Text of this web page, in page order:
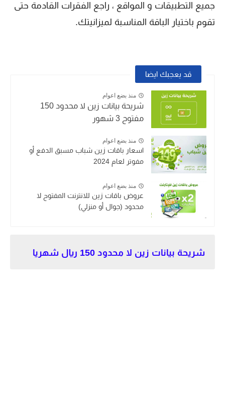
جميع التطبيقات و المواقع ، راجع الفقرات القادمة حتى
تقوم باختيار الباقة المناسبة لميزانيتك.
قد يعجبك ايضا
منذ بضع اعوام
شريحة بيانات زين لا محدود 150
مفتوح 3 شهور
منذ بضع اعوام
اسعار باقات زين شباب مسبق الدفع أو
مفوتر لعام 2024
منذ بضع اعوام
عروض باقات زين للانترنت المفتوح لا
محدود (جوال أو منزلي)
شريحة بيانات زين لا محدود 150 ريال شهريا